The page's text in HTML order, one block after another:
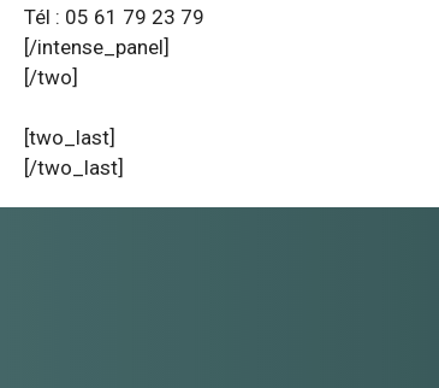
Tél : 05 61 79 23 79
[/intense_panel]
[/two]
[two_last]
[/two_last]